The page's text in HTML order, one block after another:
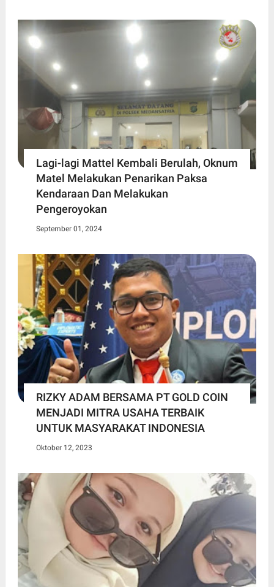
Lagi-lagi Mattel Kembali Berulah, Oknum
Matel Melakukan Penarikan Paksa
Kendaraan Dan Melakukan
Pengeroyokan
September 01, 2024
RIZKY ADAM BERSAMA PT GOLD COIN
MENJADI MITRA USAHA TERBAIK
UNTUK MASYARAKAT INDONESIA
Oktober 12, 2023